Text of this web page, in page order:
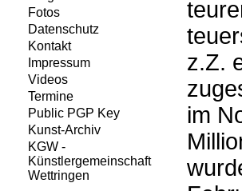
z.Z.
im
Fotos
Datenschutz
Kontakt
Impressum
Videos
Termine
Public PGP Key
Kunst-Archiv
KGW -
Künstlergemeinschaft
Wettringen